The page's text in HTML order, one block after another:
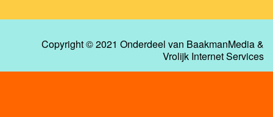
Copyright © 2021 Onderdeel van BaakmanMedia&
Vrolijk Internet Services